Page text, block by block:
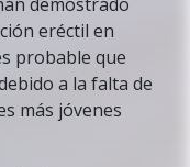
eréctil en
probable que
a la falta de
más jóvenes